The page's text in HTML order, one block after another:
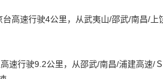
台高速行驶4公里，从武夷山/邵武/南昌/
速行驶9.2公里，从邵武/南昌/浦建高速/